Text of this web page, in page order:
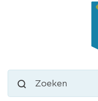
kunnenZoeken